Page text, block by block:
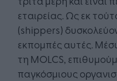
εταιρείας. Ως εκ
(shippers)
εκπομπές αυτές.
τη MOLCS,
παγκόσμιους